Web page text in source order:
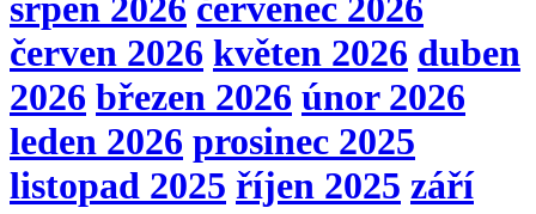
srpen 2026 červenec 2026
červen 2026 květen 2026 duben
2026 březen 2026 únor 2026
leden 2026 prosinec 2025
listopad 2025 říjen 2025 září